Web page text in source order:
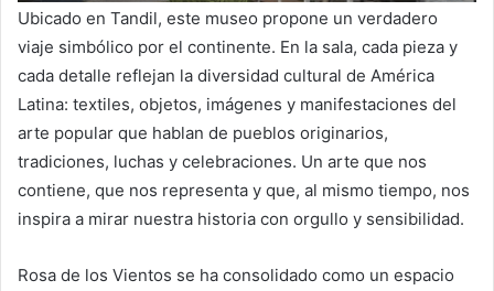
Ubicado en Tandil, este museo propone un verdadero
viaje simbólico por el continente. En la sala, cada pieza y
cada detalle reflejan la diversidad cultural de América
Latina: textiles, objetos, imágenes y manifestaciones del
arte popular que hablan de pueblos originarios,
tradiciones, luchas y celebraciones. Un arte que nos
contiene, que nos representa y que, al mismo tiempo, nos
inspira a mirar nuestra historia con orgullo y sensibilidad.
Rosa de los Vientos se ha consolidado como un espacio